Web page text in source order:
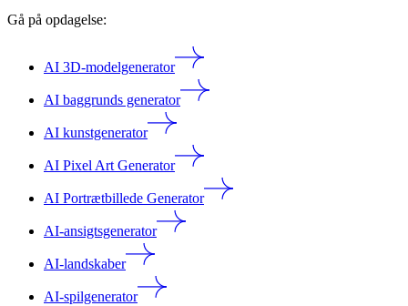
Gå på opdagelse:
AI 3D-modelgenerator
AI baggrunds generator
AI kunstgenerator
AI Pixel Art Generator
AI Portrætbillede Generator
AI-ansigtsgenerator
AI-landskaber
AI-spilgenerator